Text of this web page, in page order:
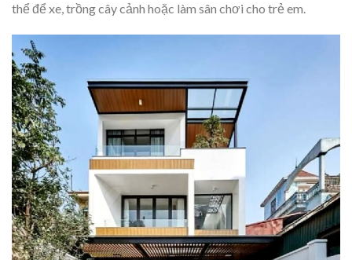
thể để xe, trồng cây cảnh hoặc làm sân chơi cho trẻ em.